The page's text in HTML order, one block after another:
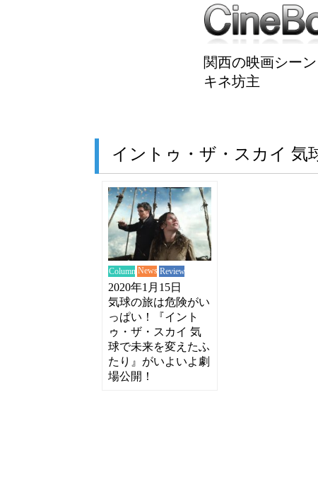
関西の映画シー
キネ坊主
イントゥ・ザ・スカイ 気
Column News Review
2020年1月15日
気球の旅は危険がい
っぱい！『イント
ゥ・ザ・スカイ 気
球で未来を変えたふ
たり』がいよいよ劇
場公開！